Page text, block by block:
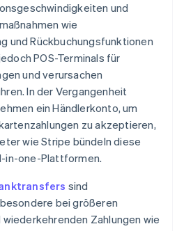
und
wie
und Rückbuchungsfunktionen
POS-Terminals für
und verursachen
In der Vergangenheit
ein Händlerkonto, um
zu akzeptieren,
wie Stripe bündeln diese
in-one-Plattformen.
sind
bei größeren
Zahlungen wie